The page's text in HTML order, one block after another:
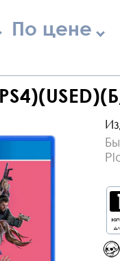
По цене